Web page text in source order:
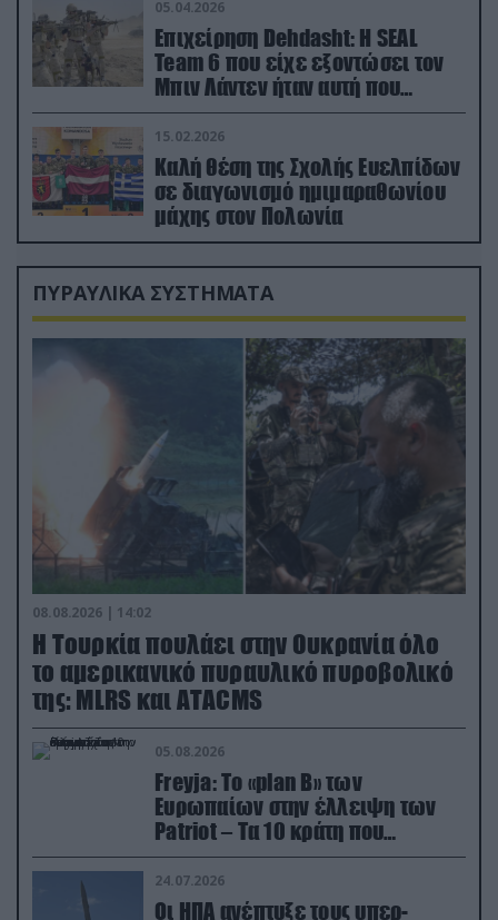
05.04.2026
Επιχείρηση Dehdasht: Η SEAL
Team 6 που είχε εξοντώσει τον
Μπιν Λάντεν ήταν αυτή που
διέσωσε τον πιλότο του F-15
15.02.2026
Καλή θέση της Σχολής Ευελπίδων
σε διαγωνισμό ημιμαραθωνίου
μάχης στον Πολωνία
ΠΥΡΑΥΛΙΚΑ ΣΥΣΤΗΜΑΤΑ
08.08.2026 | 14:02
Η Τουρκία πουλάει στην Ουκρανία όλο
το αμερικανικό πυραυλικό πυροβολικό
της: MLRS και ΑΤΑCMS
05.08.2026
Freyja: Το «plan Β» των
Ευρωπαίων στην έλλειψη των
Patriot – Τα 10 κράτη που
συμμετέχουν στο δίκτυο
συνεργασίας
24.07.2026
Οι ΗΠΑ ανέπτυξε τους υπερ-